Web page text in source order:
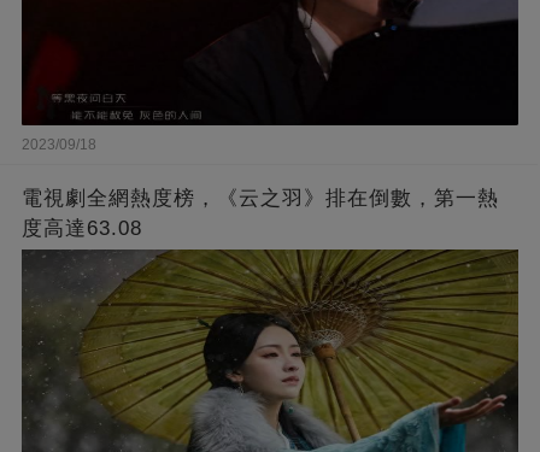
2023/09/18
電視劇全網熱度榜，《云之羽》排在倒數，第一熱
度高達63.08